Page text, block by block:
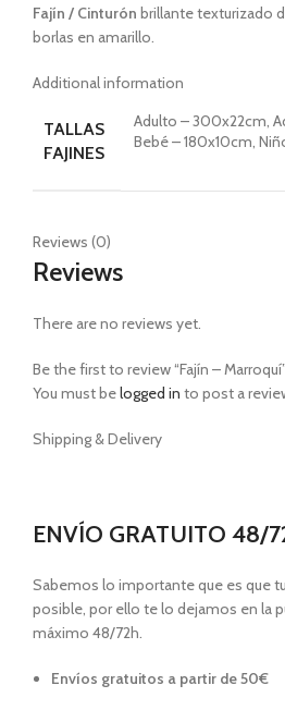
Fajín / Cinturón brillante texturizado
borlas en amarillo.
Additional information
TALLAS
FAJINES
Adulto – 300x22cm,
Bebé – 180x10cm,
Reviews (0)
Reviews
There are no reviews yet.
Be the first to review “Fajín – Marroquí”
You must belogged in to post a
Shipping & Delivery
ENVÍO GRATUITO 48/
Sabemos lo importante que es que
posible, por ello te lo dejamos en la
máximo 48/72h.
Envíos gratuitos a partir de 50€